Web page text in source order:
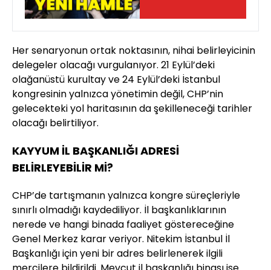
Her senaryonun ortak noktasının, nihai belirleyicinin
delegeler olacağı vurgulanıyor. 21 Eylül’deki
olağanüstü kurultay ve 24 Eylül’deki İstanbul
kongresinin yalnızca yönetimin değil, CHP’nin
gelecekteki yol haritasının da şekilleneceği tarihler
olacağı belirtiliyor.
KAYYUM İL BAŞKANLIĞI ADRESİ
BELİRLEYEBİLİR Mİ?
CHP’de tartışmanın yalnızca kongre süreçleriyle
sınırlı olmadığı kaydediliyor. İl başkanlıklarının
nerede ve hangi binada faaliyet göstereceğine
Genel Merkez karar veriyor. Nitekim İstanbul İl
Başkanlığı için yeni bir adres belirlenerek ilgili